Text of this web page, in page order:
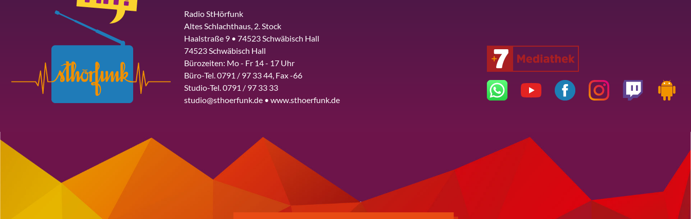
Radio StHörfunk
Altes Schlachthaus, 2. Stock
Haalstraße 9 • 74523 Schwäbisch Hall
74523 Schwäbisch Hall
Bürozeiten: Mo - Fr 14 - 17 Uhr
Büro-Tel. 0791 / 97 33 44, Fax -66
Studio-Tel. 0791 / 97 33 33
studio@sthoerfunk.de • www.sthoerfunk.de